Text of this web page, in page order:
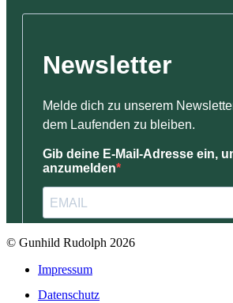
© Gunhild Rudolph 2026
Impressum
Datenschutz